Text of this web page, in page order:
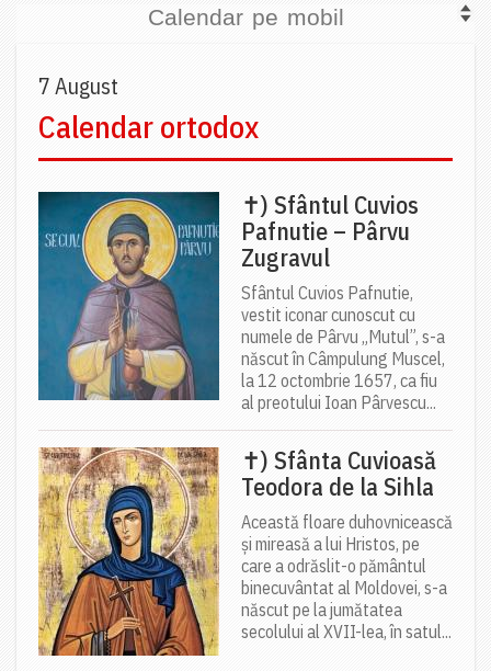
Calendar pe mobil
7 August
Calendar ortodox
✝) Sfântul Cuvios
Pafnutie – Pârvu
Zugravul
Sfântul Cuvios Pafnutie,
vestit iconar cunoscut cu
numele de Pârvu „Mutul”, s-a
născut în Câmpulung Muscel,
la 12 octombrie 1657, ca fiu
al preotului Ioan Pârvescu...
✝) Sfânta Cuvioasă
Teodora de la Sihla
Această floare duhovnicească
și mireasă a lui Hristos, pe
care a odrăslit-o pământul
binecuvântat al Moldovei, s-a
născut pe la jumătatea
secolului al XVII-lea, în satul...